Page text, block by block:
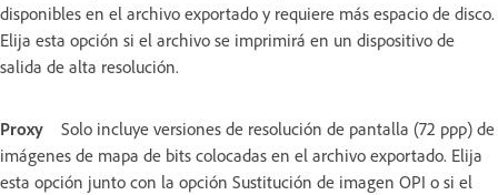
disponibles en el archivo exportado y requiere más espacio de disco.
Elija esta opción si el archivo se imprimirá en un dispositivo de
salida de alta resolución.
Proxy
Solo incluye versiones de resolución de pantalla (72 ppp) de
imágenes de mapa de bits colocadas en el archivo exportado. Elija
esta opción junto con la opción Sustitución de imagen OPI o si el